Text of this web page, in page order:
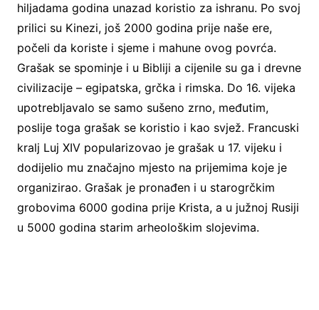
hiljadama godina unazad koristio za ishranu. Po svoj
prilici su Kinezi, još 2000 godina prije naše ere,
počeli da koriste i sjeme i mahune ovog povrća.
Grašak se spominje i u Bibliji a cijenile su ga i drevne
civilizacije – egipatska, grčka i rimska. Do 16. vijeka
upotrebljavalo se samo sušeno zrno, međutim,
poslije toga grašak se koristio i kao svjež. Francuski
kralj Luj XIV popularizovao je grašak u 17. vijeku i
dodijelio mu značajno mjesto na prijemima koje je
organizirao. Grašak je pronađen i u starogrčkim
grobovima 6000 godina prije Krista, a u južnoj Rusiji
u 5000 godina starim arheološkim slojevima.